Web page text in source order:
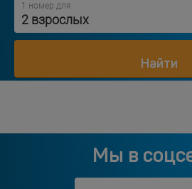
1 номер для
2 взрослых
Найти
Мы в